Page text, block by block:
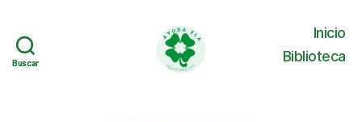
Buscar
Inicio
Biblioteca
Buscar